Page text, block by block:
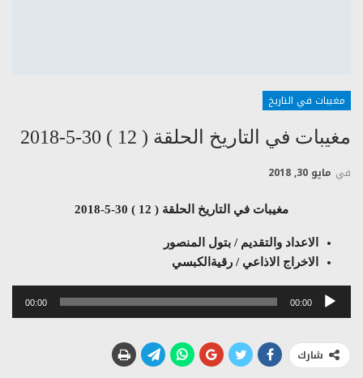
مغيبات في التاريخ
مغيبات في التاريخ الحلقة ( 12 ) 30-5-2018
في مايو 30, 2018
مغيبات في التاريخ الحلقة ( 12 ) 30-5-2018
الاعداد والتقديم / بتول المنصور
الاخراج الاذاعي / رقيةالكبسي
مشغل
00:00
00:00
شارك